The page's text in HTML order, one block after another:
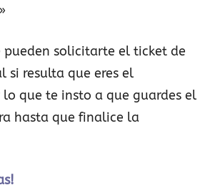
pueden solicitarte el ticket de
si resulta que eres el
lo que te insto a que guardes el
hasta que finalice la